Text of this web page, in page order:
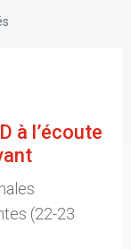
à l’écoute
(22-23